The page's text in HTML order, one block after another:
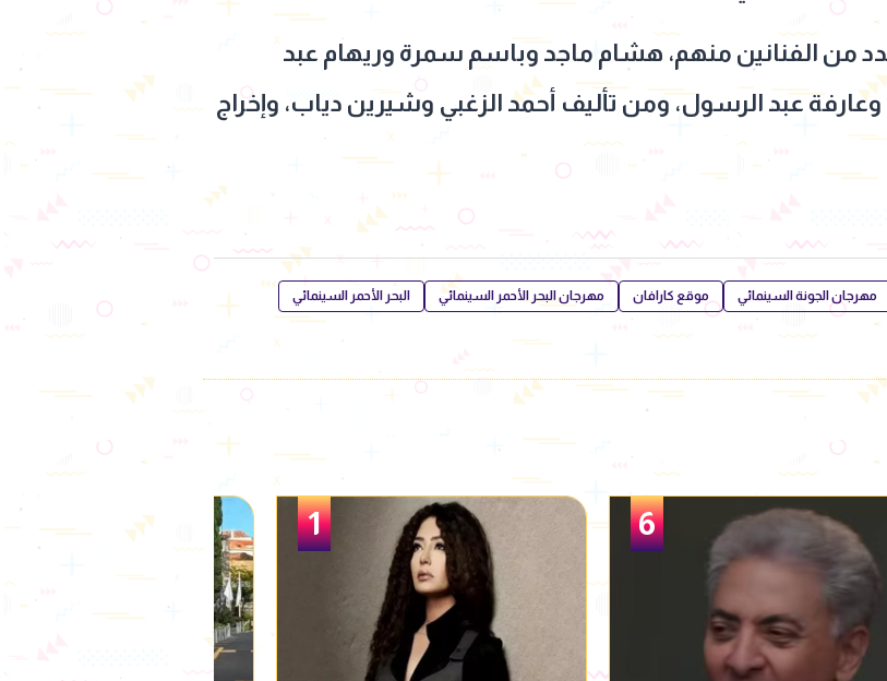
من الفنانين منهم، هشام ماجد وباسم سمرة وريهام عبد
عبد الرسول، ومن تأليف أحمد الزغبي وشيرين دياب، وإخراج
مهرجان الجونة السينمائي موقع كارافان مهرجان البحر الأحمر السينمائي البحر الأحمر السينمائي
1
2